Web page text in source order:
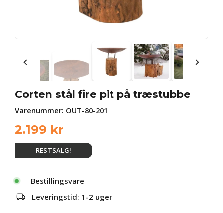
Corten stål fire pit på træstubbe
Varenummer: OUT-80-201
2.199 kr
RESTSALG!
Bestillingsvare
Leveringstid: 1-2 uger